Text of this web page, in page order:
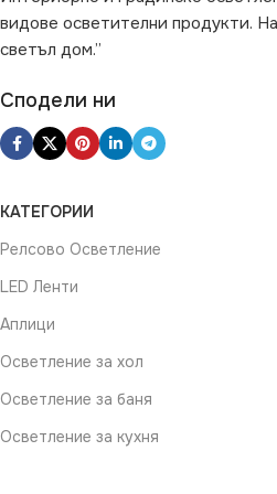
видове осветителни продукти.
светъл дом.”
Сподели ни
КАТЕГОРИИ
Релсово Осветление
LED Ленти
Аплици
Осветление за хол
Осветление за баня
Осветление за кухня